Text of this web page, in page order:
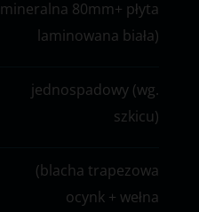
mineralna 80mm+ płyta
laminowana biała)
jednospadowy (wg.
szkicu)
(blacha trapezowa
ocynk + wełna